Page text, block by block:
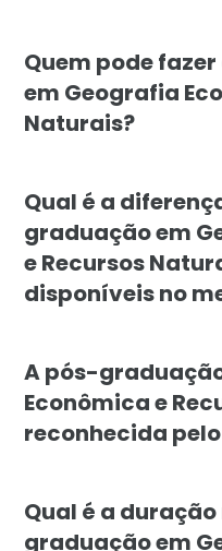
Quem pode
em Geografia
Naturais?
Qual é a
graduação em
e Recursos
disponíveis no
A pós-
Econômica e
reconhecida pelo
Qual é a
graduação em